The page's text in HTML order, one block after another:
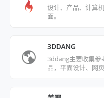
设计、产品、计算
面。
3DDANG
3ddang主要收集参
品，平面设计、网